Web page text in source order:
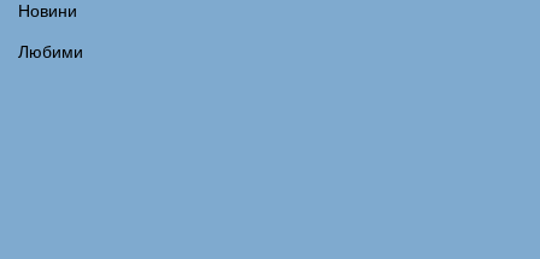
Новини
Любими